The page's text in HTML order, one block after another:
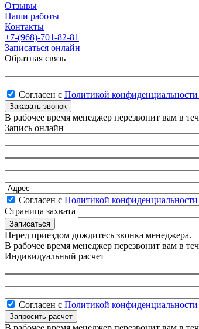
Отзывы
Наши работы
Контакты
+7-(968)-701-82-81
Записаться онлайн
Обратная связь
Согласен с Политикой конфиденциальности
В рабочее время менеджер перезвонит вам в
Запись онлайн
Согласен с Политикой конфиденциальности
Страница захвата
Перед приездом дождитесь звонка менеджера.
В рабочее время менеджер перезвонит вам в
Индивидуальный расчет
Согласен с Политикой конфиденциальности